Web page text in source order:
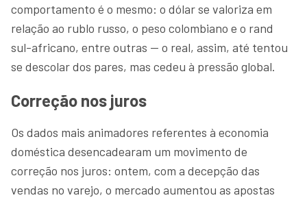
comportamento é o mesmo: o dólar se valoriza em
relação ao rublo russo, o peso colombiano e o rand
sul-africano, entre outras — o real, assim, até tentou
se descolar dos pares, mas cedeu à pressão global.
Correção nos juros
Os dados mais animadores referentes à economia
doméstica desencadearam um movimento de
correção nos juros: ontem, com a decepção das
vendas no varejo, o mercado aumentou as apostas